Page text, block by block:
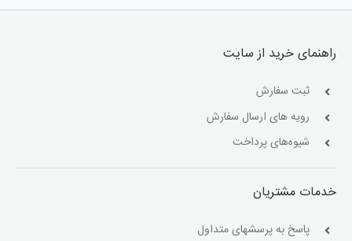
راهنمای خرید از سایت
ثبت سفارش
رویه های ارسال سفارش
شیوه‌های پرداخت
خدمات مشتریان
پاسخ به پرسشهای متداول